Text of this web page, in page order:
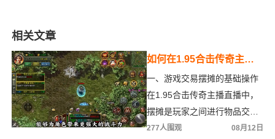
相关文章
如何在1.95合击传奇主播
直播中有效进行游戏交易
摆摊提升收益
一、游戏交易摆摊的基础操作
在1.95合击传奇主播直播中，
摆摊是玩家之间进行物品交易
的重要方式。玩家需要找到合
277人围观 08月12日